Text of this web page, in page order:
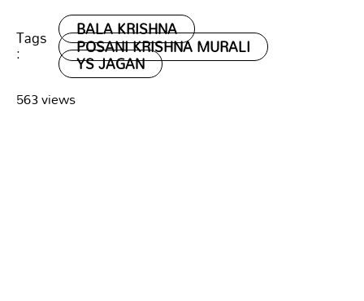
Tags
:
BALA KRISHNA
POSANI KRISHNA MURALI
YS JAGAN
563 views